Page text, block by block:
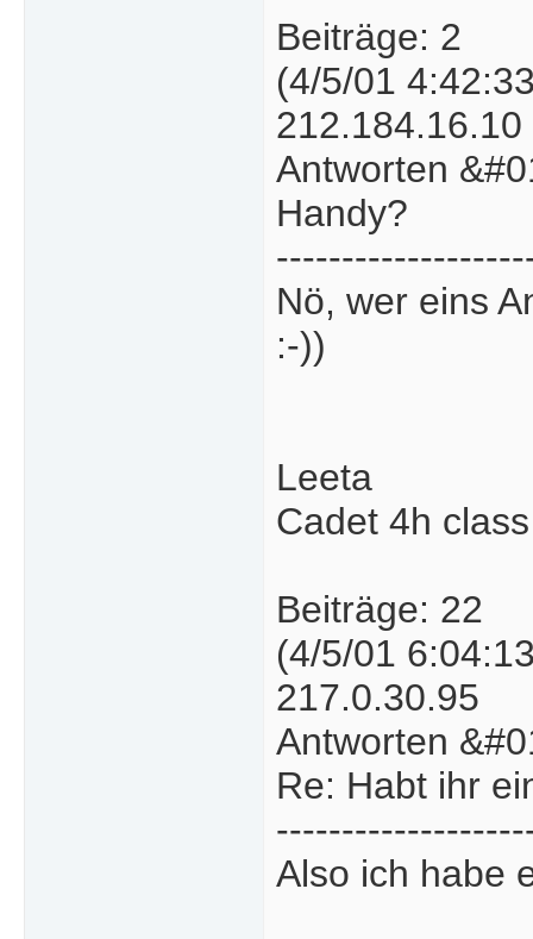
Beiträge: 2
(4/5/01
212.184.16.10
Antworten
Handy?
Nö, wer eins
:-))
Leeta
Cadet 4h class
Beiträge: 22
(4/5/01
217.0.30.95
Antworten
Re: Habt ihr
Also ich habe